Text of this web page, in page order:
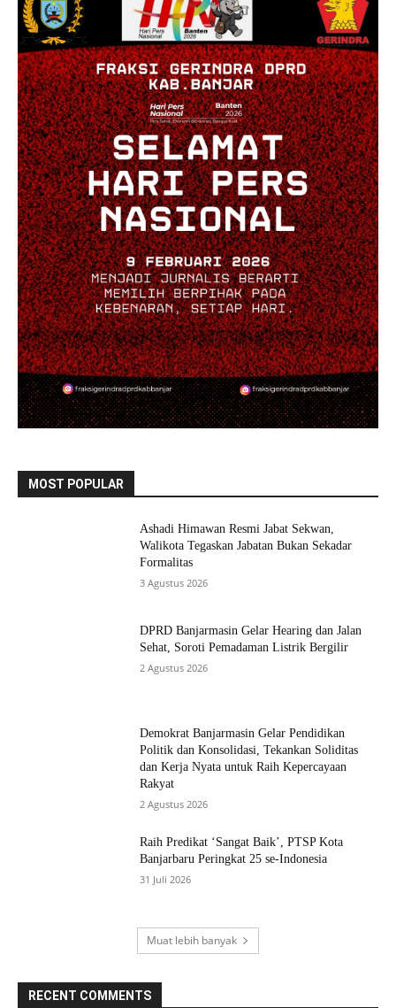
MOST POPULAR
Ashadi Himawan Resmi Jabat Sekwan,
Walikota Tegaskan Jabatan Bukan Sekadar
Formalitas
3 Agustus 2026
DPRD Banjarmasin Gelar Hearing dan Jalan
Sehat, Soroti Pemadaman Listrik Bergilir
2 Agustus 2026
Demokrat Banjarmasin Gelar Pendidikan
Politik dan Konsolidasi, Tekankan Soliditas
dan Kerja Nyata untuk Raih Kepercayaan
Rakyat
2 Agustus 2026
Raih Predikat ‘Sangat Baik’, PTSP Kota
Banjarbaru Peringkat 25 se-Indonesia
31 Juli 2026
Muat lebih banyak
RECENT COMMENTS